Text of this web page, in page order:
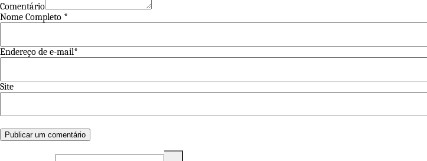
Comentário
Nome Completo *
Endereço de e-mail*
Site